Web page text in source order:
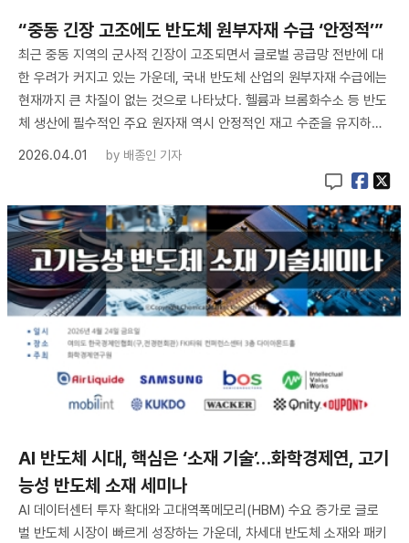
“중동 긴장 고조에도 반도체 원부자재 수급 ‘안정적’”
최근 중동 지역의 군사적 긴장이 고조되면서 글로벌 공급망 전반에 대
한 우려가 커지고 있는 가운데, 국내 반도체 산업의 원부자재 수급에는
현재까지 큰 차질이 없는 것으로 나타났다. 헬륨과 브롬화수소 등 반도
체 생산에 필수적인 주요 원자재 역시 안정적인 재고 수준을 유지하…
2026.04.01
by 배종인 기자
AI 반도체 시대, 핵심은 ‘소재 기술’…화학경제연, 고기
능성 반도체 소재 세미나
AI 데이터센터 투자 확대와 고대역폭메모리(HBM) 수요 증가로 글로
벌 반도체 시장이 빠르게 성장하는 가운데, 차세대 반도체 소재와 패키